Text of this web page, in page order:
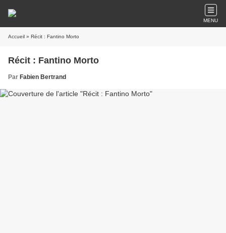
MENU
Accueil » Récit : Fantino Morto
Récit : Fantino Morto
Par Fabien Bertrand